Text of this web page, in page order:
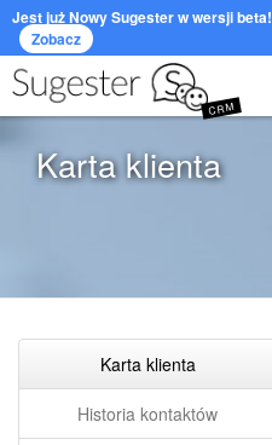
Jest już Nowy Sugester w wersji beta!
Zobacz
CRM
Karta klienta
Karta klienta
Historia kontaktów